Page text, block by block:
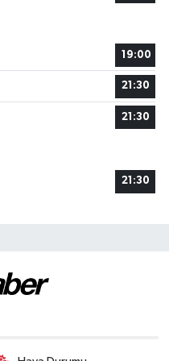
19:00
21:30
21:30
21:30